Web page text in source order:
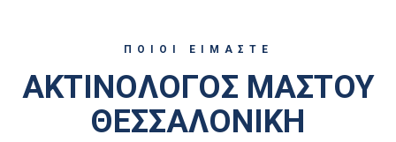
ΠΟΙΟΙ ΕΙΜΑΣΤΕ
ΑΚΤΙΝΟΛΟΓΟΣ ΜΑΣΤΟΥ
ΘΕΣΣΑΛΟΝΙΚΗ